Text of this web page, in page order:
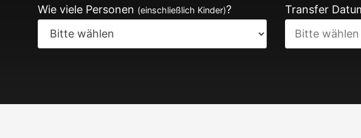
Wie viele Personen (einschließlich Kinder)? Transfer